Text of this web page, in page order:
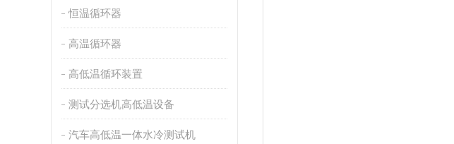
恒温循环器
高温循环器
高低温循环装置
测试分选机高低温设备
汽车高低温一体水冷测试机